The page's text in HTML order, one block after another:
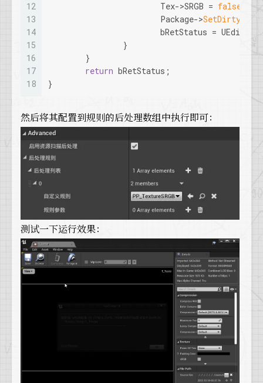
12
13
14
15
16
17
18
			Tex->SRGB =
false
			Package->
SetDirtyFlag
bRetStatus =
		}
	}
return bRetStatus;
}
然后将其配置到规则的后处理数组中执行即可：
测试一下运行效果：